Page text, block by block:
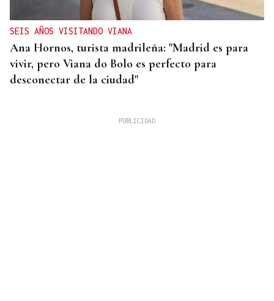
SEIS AÑOS VISITANDO VIANA
Ana Hornos, turista madrileña: "Madrid es para
vivir, pero Viana do Bolo es perfecto para
desconectar de la ciudad"